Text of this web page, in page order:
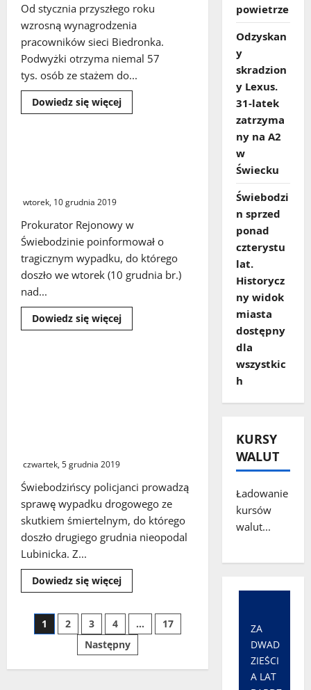
–
radzą
eksperci
Od stycznia przyszłego roku
wzrosną wynagrodzenia
pracowników sieci Biedronka.
Podwyżki otrzyma niemal 57
tys. osób ze stażem do...
Dowiedz się więcejDowiedz
się
wtorek, 10 grudnia 2019
Prokurator Rejonowy w
Świebodzinie poinformował o
tragicznym wypadku, do którego
doszło we wtorek (10 grudnia br.)
nad...
Dowiedz się więcejDowiedz
się
czwartek, 5 grudnia 2019
Świebodzińscy policjanci prowadzą
sprawę wypadku drogowego ze
skutkiem śmiertelnym, do którego
doszło drugiego grudnia nieopodal
Lubinicka. Z...
Dowiedz się więcejDowiedz
się
Gmina
Świebodzin.
Pijany
kierowca,
który
spowodował
Stronicowanie
wpisów
1 2 3 4 …
17
Następny
powietrze
Odzyskan
y
skradzion
y Lexus.
31‑latek
zatrzyma
ny na A2
w
Świecku
Świebodzi
n sprzed
ponad
czterystu
lat.
Historycz
ny widok
miasta
dostępny
dla
wszystkic
h
KURSY
WALUT
Ładowanie
kursów
walut...
ZA
DWAD
ZIEŚCI
A LAT